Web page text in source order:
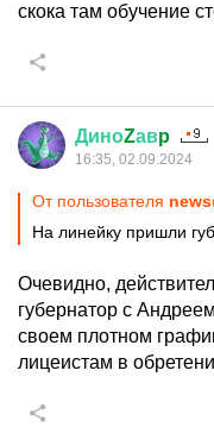
скока там обучение
ДиноZавp
16:35, 02.09.2024
От пользователя
На линейку пришли
Очевидно,
губернатор с
своем плотном
лицеистам в